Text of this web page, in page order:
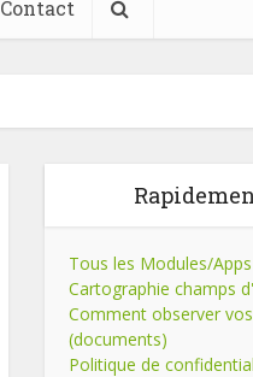
Contact
Tous les Modules/
Cartographie champs
Comment observer
(documents)
Politique de